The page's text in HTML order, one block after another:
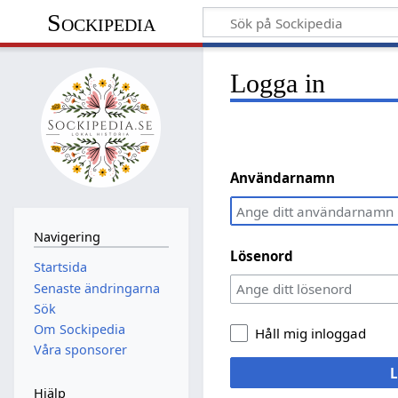
Sockipedia
Logga in
Användarnamn
Lösenord
Håll mig inloggad
Navigering
Startsida
Senaste ändringarna
Sök
Om Sockipedia
Våra sponsorer
Hjälp